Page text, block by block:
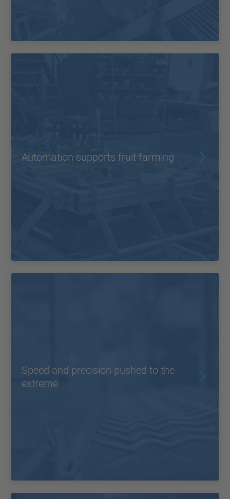
Automation supports fruit farming
Speed and precision pushed to the
extreme